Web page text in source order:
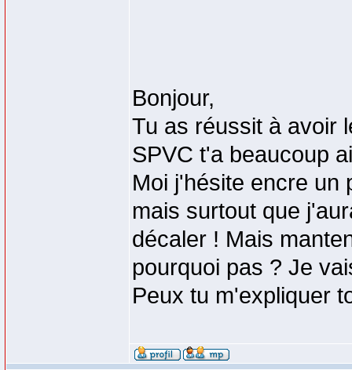
Bonjour,
Tu as réussit à avoir
SPVC t'a beaucoup
Moi j'hésite encre un
mais surtout que
décaler ! Mais
pourquoi pas ? Je
Peux tu m'expliquer